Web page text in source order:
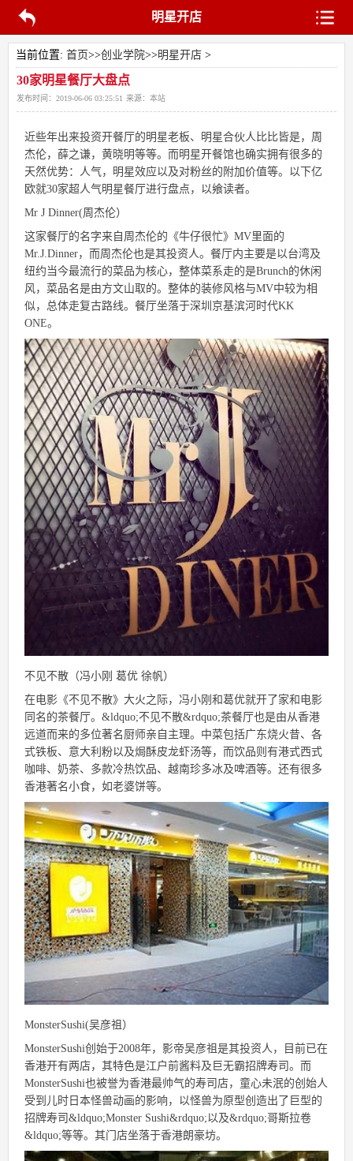
明星开店
当前位置: 首页>>创业学院>>明星开店>
30家明星餐厅大盘点
发布时间： 2019-06-06 03:25:51 来源： 本站
近些年出来投资开餐厅的明星老板、明星合伙人比比皆是，周
杰伦，薛之谦，黄晓明等等。而明星开餐馆也确实拥有很多的
天然优势：人气，明星效应以及对粉丝的附加价值等。以下亿
欧就30家超人气明星餐厅进行盘点，以飨读者。
Mr J Dinner(周杰伦）
这家餐厅的名字来自周杰伦的《牛仔很忙》MV里面的
Mr.J.Dinner，而周杰伦也是其投资人。餐厅内主要是以台湾及
纽约当今最流行的菜品为核心，整体菜系走的是Brunch的休闲
风，菜品名是由方文山取的。整体的装修风格与MV中较为相
似，总体走复古路线。餐厅坐落于深圳京基滨河时代KK
ONE。
不见不散（冯小刚 葛优 徐帆）
在电影《不见不散》大火之际，冯小刚和葛优就开了家和电影
同名的茶餐厅。&ldquo;不见不散&rdquo;茶餐厅也是由从香港
远道而来的多位著名厨师亲自主理。中菜包括广东烧火昔、各
式铁板、意大利粉以及焗酥皮龙虾汤等，而饮品则有港式西式
咖啡、奶茶、多款冷热饮品、越南珍多冰及啤酒等。还有很多
香港著名小食，如老婆饼等。
MonsterSushi(吴彦祖）
MonsterSushi创始于2008年，影帝吴彦祖是其投资人，目前已在
香港开有两店，其特色是江户前酱料及巨无霸招牌寿司。而
MonsterSushi也被誉为香港最帅气的寿司店，童心未泯的创始人
受到儿时日本怪兽动画的影响，以怪兽为原型创造出了巨型的
招牌寿司&ldquo;Monster Sushi&rdquo;以及&rdquo;哥斯拉卷
&ldquo;等等。其门店坐落于香港朗豪坊。